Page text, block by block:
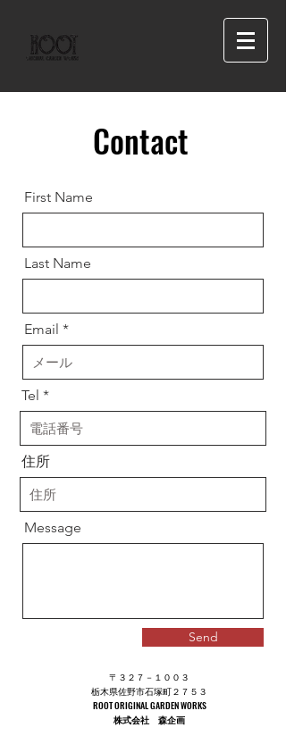
Contact
First Name
Last Name
Email
Tel
住所
Message
Send
〒３２７－１００３
栃木県佐野市石塚町２７５３
ROOT ORIGINAL GARDEN WORKS
株式会社 森企画​